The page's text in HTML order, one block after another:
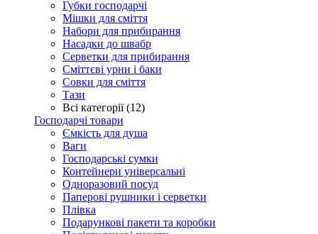
Губки господарчі
Мішки для сміття
Набори для прибирання
Насадки до швабр
Серветки для прибирання
Сміттєві урни і баки
Совки для сміття
Тази
Всі категорії (12)
Господарчі товари
Ємкість для душа
Ваги
Господарські сумки
Контейнери універсальні
Одноразовий посуд
Паперові рушники і серветки
Плівка
Подарункові пакети та коробки